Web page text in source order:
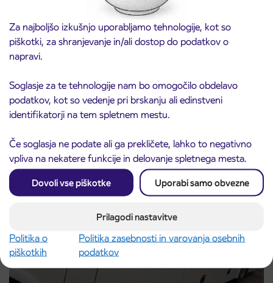
Za najboljšo izkušnjo uporabljamo tehnologije, kot so
piškotki, za shranjevanje in/ali dostop do podatkov o
napravi.
Soglasje za te tehnologije nam bo omogočilo obdelavo
podatkov, kot so vedenje pri brskanju ali edinstveni
identifikatorji na tem spletnem mestu.
Če soglasja ne podate ali ga prekličete, lahko to negativno
vpliva na nekatere funkcije in delovanje spletnega mesta.
Dovoli vse piškotke Uporabi samo obvezne
Prilagodi nastavitve
Politika o
piškotkih
Politika zasebnosti in varovanja osebnih
podatkov
3. 8. 2026
Obvestilo o popolni zapori ceste
ČEŠNJEVEK – TRATA
Kranj
Preberite objavo